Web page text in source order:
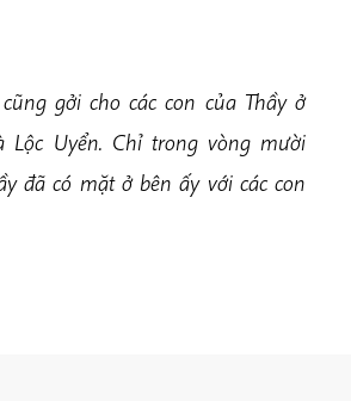
gởi cho các con của Thầy ở
Lộc Uyển. Chỉ trong vòng mười
đã có mặt ở bên ấy với các con